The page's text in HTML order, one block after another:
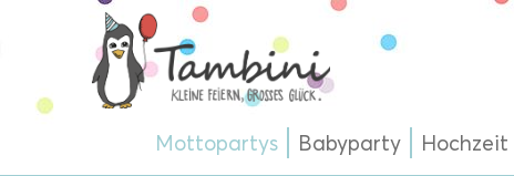
Mottopartys Babyparty Hochzeit